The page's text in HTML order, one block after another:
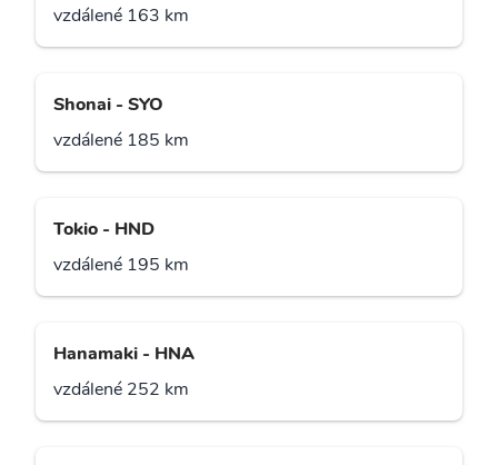
vzdálené 163 km
Shonai - SYO
vzdálené 185 km
Tokio - HND
vzdálené 195 km
Hanamaki - HNA
vzdálené 252 km